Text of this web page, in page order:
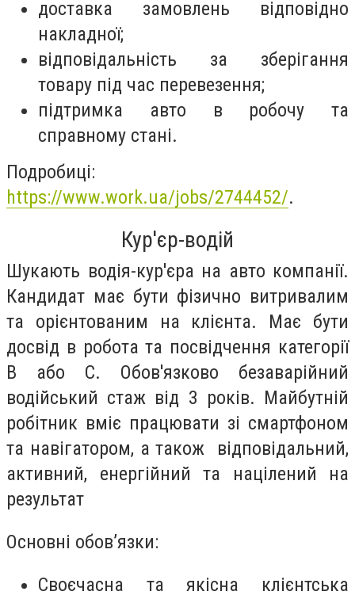
доставка замовлень відповідно
накладної;
відповідальність за зберігання
товару під час перевезення;
підтримка авто в робочу та
справному стані.
Подробиці:
https://www.work.ua/jobs/2744452/.
Кур'єр-водій
Шукають водія-кур'єра на авто компанії.
Кандидат має бути фізично витривалим
та орієнтованим на клієнта. Має бути
досвід в робота та посвідчення категорії
В або С. Обов'язково безаварійний
водійський стаж від 3 років. Майбутній
робітник вміє працювати зі смартфоном
та навігатором, а також відповідальний,
активний, енергійний та націлений на
результат
Основні обов’язки:
Своєчасна та якісна клієнтська